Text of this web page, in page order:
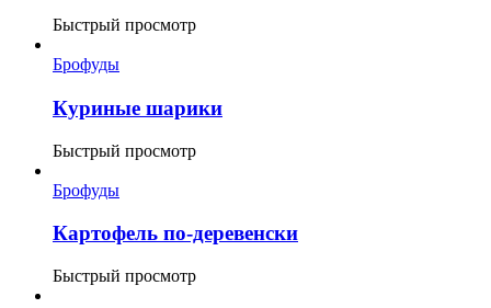
Быстрый просмотр
Брофуды
Куриные шарики
Быстрый просмотр
Брофуды
Картофель по-деревенски
Быстрый просмотр